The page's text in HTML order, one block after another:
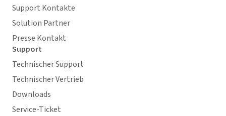
Support Kontakte
Solution Partner
Presse Kontakt
Support
Technischer Support
Technischer Vertrieb
Downloads
Service-Ticket